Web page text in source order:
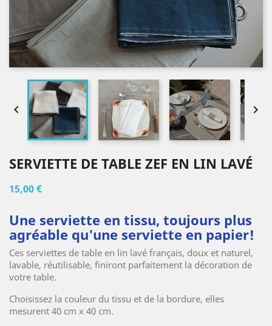
 
SERVIETTE DE TABLE ZEF EN LIN LAVÉ
15,00 €
Une serviette en tissu, toujours plus
agréable qu'une serviette en papier!
Ces serviettes de table en lin lavé français, doux et naturel,
lavable, réutilisable, finiront parfaitement la décoration de
votre table.
Choisissez la couleur du tissu et de la bordure, elles
mesurent 40 cm x 40 cm.